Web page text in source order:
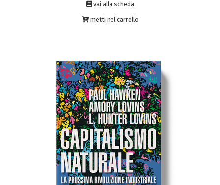
vai alla scheda
metti nel carrello